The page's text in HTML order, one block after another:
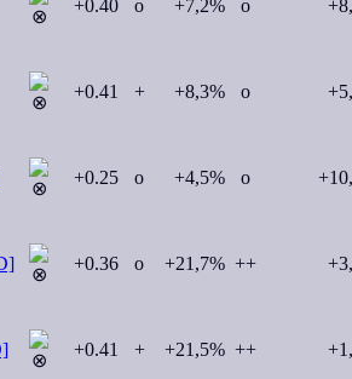
+0.40 o +7,2% o
+0.41 + +8,3% o
+0.25 o +4,5% o
+0.36 o +21,7% ++
+0.41 + +21,5% ++